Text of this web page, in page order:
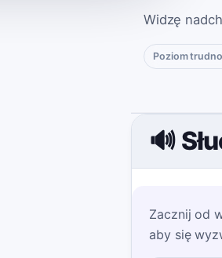
Widzę
Poziom
🔊
Zacznij od
aby się